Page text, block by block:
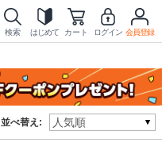
検索 はじめて カート ログイン 会員登録
並べ替え: